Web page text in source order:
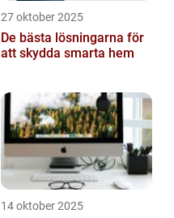
27 oktober 2025
De bästa lösningarna för
att skydda smarta hem
14 oktober 2025